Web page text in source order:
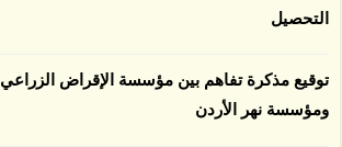
التحصيل
توقيع مذكرة تفاهم بين مؤسسة الإقراض الزراعي
ومؤسسة نهر الأردن